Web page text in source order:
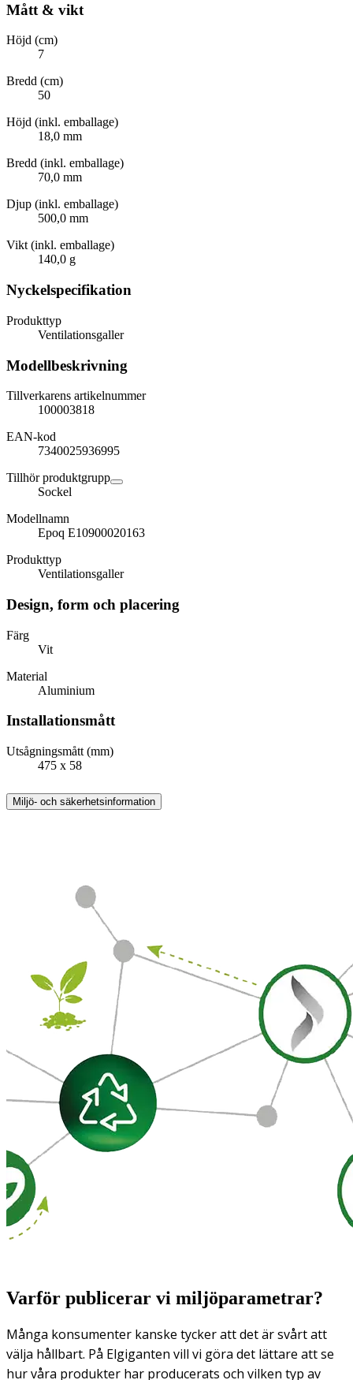
Mått & vikt
Höjd (cm)
7
Bredd (cm)
50
Höjd (inkl. emballage)
18,0 mm
Bredd (inkl. emballage)
70,0 mm
Djup (inkl. emballage)
500,0 mm
Vikt (inkl. emballage)
140,0 g
Nyckelspecifikation
Produkttyp
Ventilationsgaller
Modellbeskrivning
Tillverkarens artikelnummer
100003818
EAN-kod
7340025936995
Tillhör produktgrupp
Sockel
Modellnamn
Epoq E10900020163
Produkttyp
Ventilationsgaller
Design, form och placering
Färg
Vit
Material
Aluminium
Installationsmått
Utsågningsmått (mm)
475 x 58
Miljö- och säkerhetsinformation
Varför publicerar vi miljöparametrar?
Många konsumenter kanske tycker att det är svårt att
välja hållbart. På Elgiganten vill vi göra det lättare att se
hur våra produkter har producerats och vilken typ av